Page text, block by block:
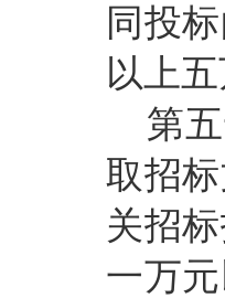
同投
以上
第
取招
关招
一万